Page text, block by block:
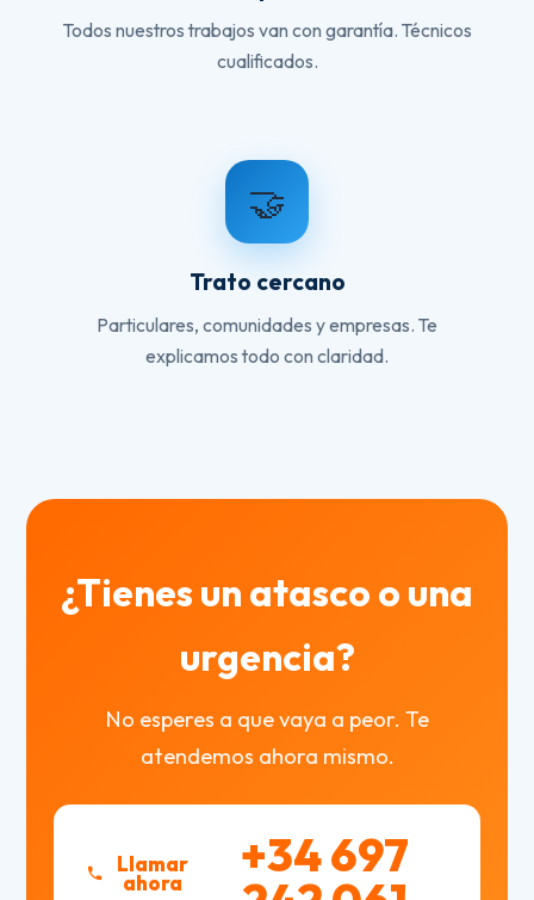
Todos nuestros trabajos van con garantía. Técnicos
cualificados.
🤝
Trato cercano
Particulares, comunidades y empresas. Te
explicamos todo con claridad.
¿Tienes un atasco o una
urgencia?
No esperes a que vaya a peor. Te
atendemos ahora mismo.
Llamar
ahora +34 697